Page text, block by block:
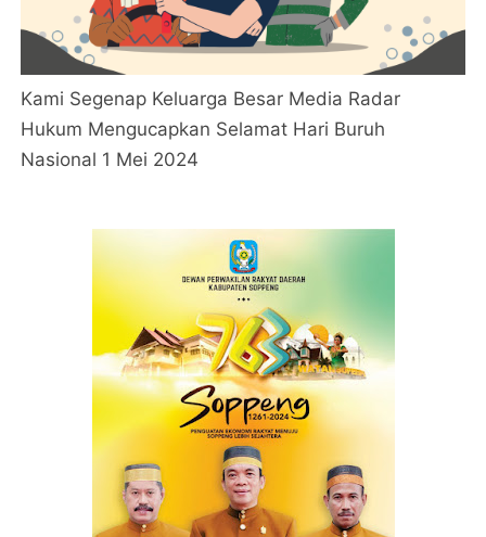
Kami Segenap Keluarga Besar Media Radar
Hukum Mengucapkan Selamat Hari Buruh
Nasional 1 Mei 2024